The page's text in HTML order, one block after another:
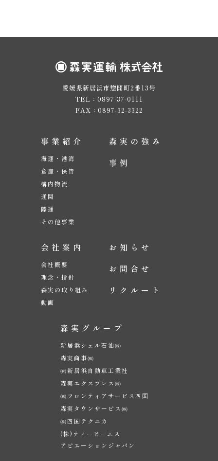
愛媛県新居浜市惣開町2番13号
TEL：0897-37-0111
FAX：0897-32-3322
事業紹介
海運・港湾
倉庫・保管
構内物流
通関
陸運
その他事業
森実の強み
事例
会社案内
会社概要
理念・指針
森実の取り組み
動画
お知らせ
お問合せ
リクルート
森実グループ
新居浜シェル石油㈱
森実商事㈱
㈲新居浜自動車工業社
森実エクスプレス㈱
㈱フロンティアサービス四国
森実タウンサービス㈱
㈱四国テクニカ
(株)ティーピーエス
アビエーションジャパン